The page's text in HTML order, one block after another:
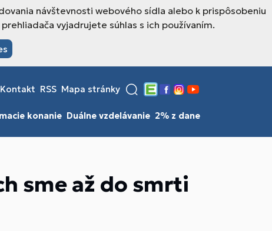
návštevnosti webového sídla alebo k prispôsobeniu
vyjadrujete súhlas s ich používaním.
Kontakt RSS Mapa stránky
Edupage
Facebook
Instagram
YouTube
konanie Duálne vzdelávanie 2% z dane
sme až do smrti